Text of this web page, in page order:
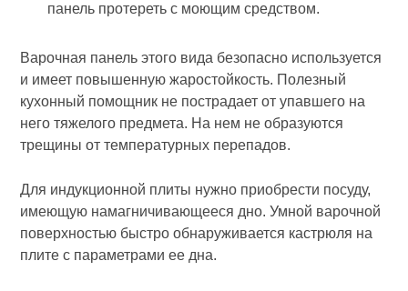
панель протереть с моющим средством.
Варочная панель этого вида безопасно используется
и имеет повышенную жаростойкость. Полезный
кухонный помощник не пострадает от упавшего на
него тяжелого предмета. На нем не образуются
трещины от температурных перепадов.
Для индукционной плиты нужно приобрести посуду,
имеющую намагничивающееся дно. Умной варочной
поверхностью быстро обнаруживается кастрюля на
плите с параметрами ее дна.